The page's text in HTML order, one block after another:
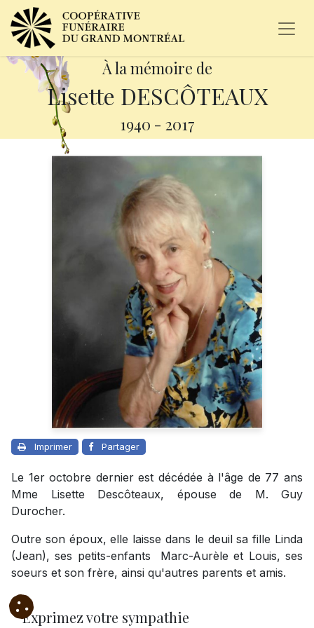
À la mémoire de
Lisette DESCÔTEAUX
1940 - 2017
Imprimer Partager
Le 1er octobre dernier est décédée à l'âge de 77 ans
Mme Lisette Descôteaux, épouse de M. Guy
Durocher.
Outre son époux, elle laisse dans le deuil sa fille Linda
(Jean), ses petits-enfants Marc-Aurèle et Louis, ses
soeurs et son frère, ainsi qu'autres parents et amis.
Exprimez votre sympathie